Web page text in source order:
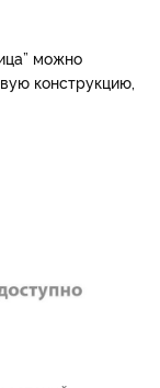
можно
конструкцию,